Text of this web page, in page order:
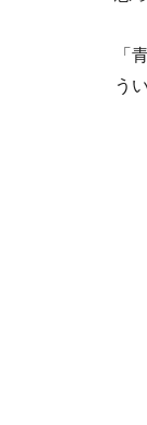
「
う